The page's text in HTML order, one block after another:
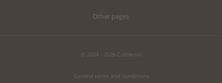
Other pages
© 2024 - 2026 Cultiwool
General terms and conditions